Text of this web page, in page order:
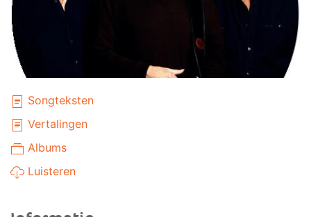
Songteksten
Vertalingen
Albums
Luisteren